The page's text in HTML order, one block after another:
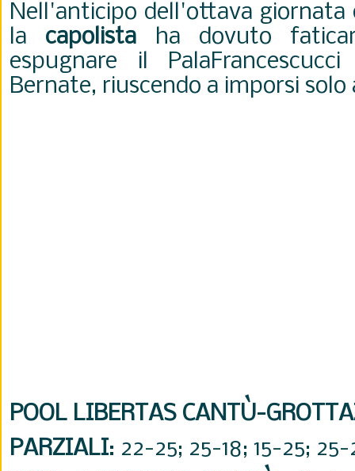
Nell'anticipo dell'ottava
la capolista ha dovuto
espugnare il
Bernate, riuscendo a imporsi
POOL LIBERTAS CANTÙ-
PARZIALI: 22-25; 25-18; 15-25;